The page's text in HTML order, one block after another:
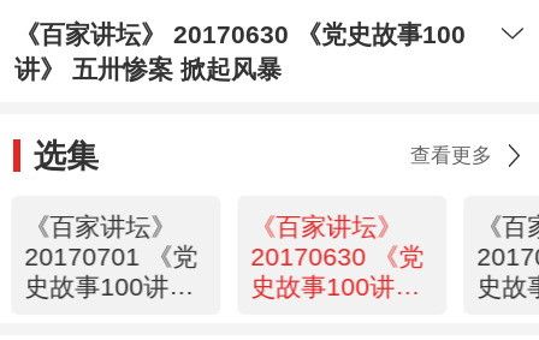
《百家讲坛》 20170630 《党史故事100
讲》 五卅惨案 掀起风暴
选集 查看更多
《百家讲坛》
20170701 《党
史故事100讲》
《百家讲坛》
20170630 《党
史故事100讲》
《
史故